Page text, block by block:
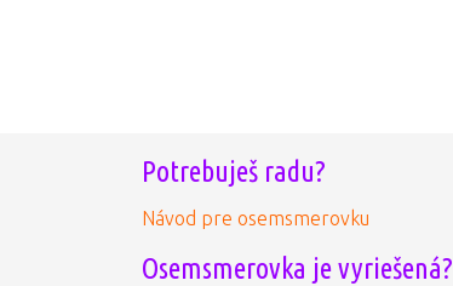
Potrebuješ radu?
Návod pre osemsmerovku
Osemsmerovka je vyriešená?